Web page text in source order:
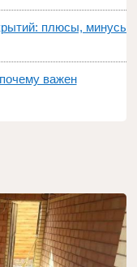
плюсы, минусы,
важен